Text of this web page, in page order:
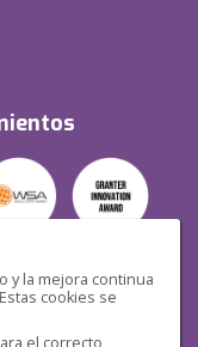
y la mejora continua
cookies se
el correcto